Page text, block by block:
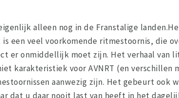
alleen nog in de Franstalige
een veel voorkomende ritmestoornis, die
er onmiddellijk moet zijn. Het verhaal van
karakteristiek voor AVNRT (en
aanwezig zijn. Het gebeurt ook
dat u daar nooit last van heeft in het